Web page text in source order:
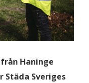
Haninge
Städa Sveriges